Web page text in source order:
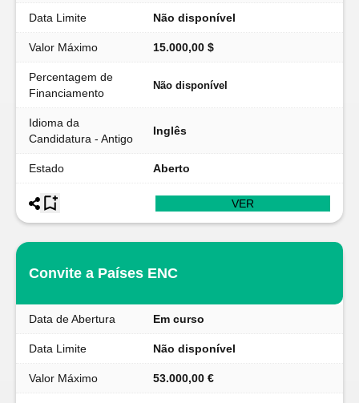
Data Limite Não disponível
Valor Máximo 15.000,00 $
Percentagem de
Financiamento
Não disponível
Idioma da
Candidatura - Antigo
Inglês
Estado Aberto
VER
Convite a Países ENC
Data de Abertura Em curso
Data Limite Não disponível
Valor Máximo 53.000,00 €